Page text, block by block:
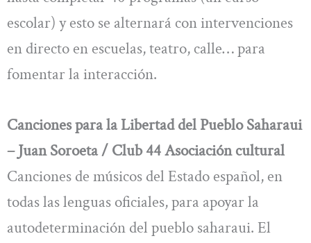
escolar) y esto se alternará con intervenciones
en directo en escuelas, teatro, calle… para
fomentar la interacción.
Canciones para la Libertad del Pueblo Saharaui
– Juan Soroeta / Club 44 Asociación cultural
Canciones de músicos del Estado español, en
todas las lenguas oficiales, para apoyar la
autodeterminación del pueblo saharaui. El